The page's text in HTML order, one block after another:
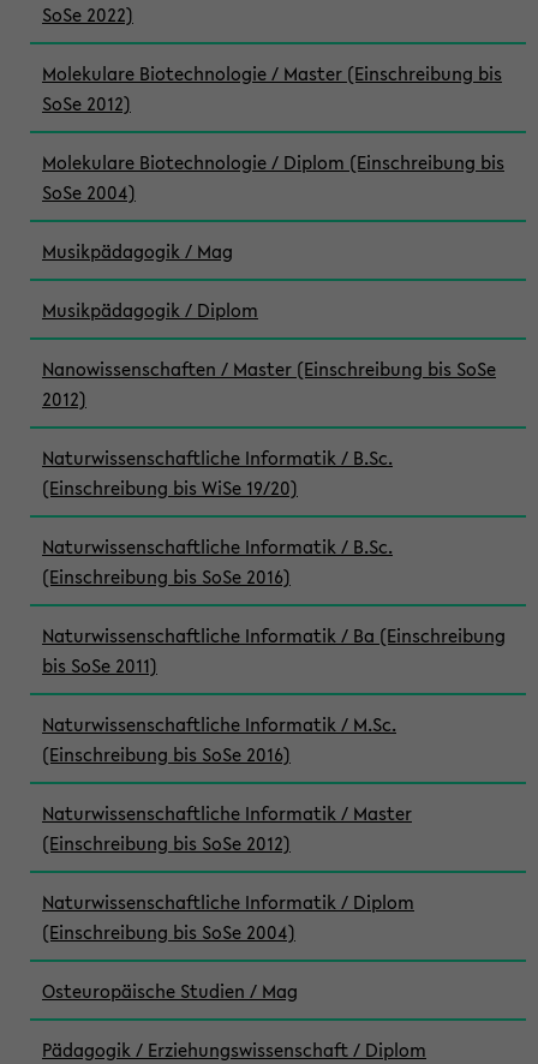
SoSe 2022)
Molekulare Biotechnologie / Master (Einschreibung bis
SoSe 2012)
Molekulare Biotechnologie / Diplom (Einschreibung bis
SoSe 2004)
Musikpädagogik / Mag
Musikpädagogik / Diplom
Nanowissenschaften / Master (Einschreibung bis SoSe
2012)
Naturwissenschaftliche Informatik / B.Sc.
(Einschreibung bis WiSe 19/20)
Naturwissenschaftliche Informatik / B.Sc.
(Einschreibung bis SoSe 2016)
Naturwissenschaftliche Informatik / Ba (Einschreibung
bis SoSe 2011)
Naturwissenschaftliche Informatik / M.Sc.
(Einschreibung bis SoSe 2016)
Naturwissenschaftliche Informatik / Master
(Einschreibung bis SoSe 2012)
Naturwissenschaftliche Informatik / Diplom
(Einschreibung bis SoSe 2004)
Osteuropäische Studien / Mag
Pädagogik / Erziehungswissenschaft / Diplom